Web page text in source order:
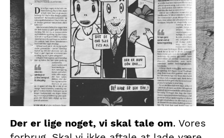
Der er lige noget, vi skal tale om. Vores